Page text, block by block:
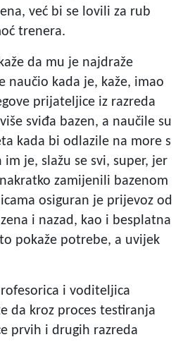
već bi se lovili za rub
trenera.
da mu je najdraže
naučio kada je, kaže, imao
prijateljice iz razreda
sviđa bazen, a naučile su
kada bi odlazile na more s
je, slažu se svi, super, jer
zamijenili bazenom
osiguran je prijevoz od
i nazad, kao i besplatna
pokaže potrebe, a uvijek
i voditeljica
da kroz proces testiranja
prvih i drugih razreda